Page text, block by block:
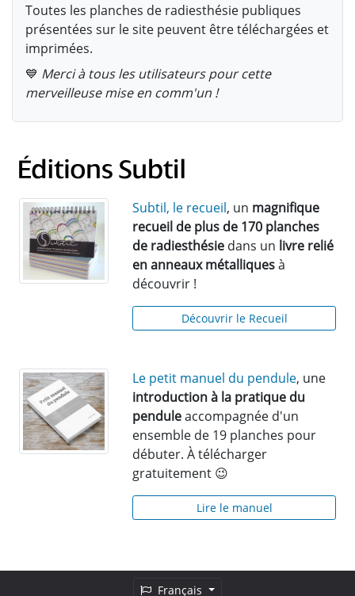
Toutes les planches de radiesthésie publiques
présentées sur le site peuvent être téléchargées et
imprimées.
💙 Merci à tous les utilisateurs pour cette
merveilleuse mise en comm'un !
Subtil, le recueil, un magnifique
recueil de plus de 170 planches
de radiesthésie dans un livre relié
en anneaux métalliquesà
découvrir !
Découvrir le Recueil
Le petit manuel du pendule, une
introduction à la pratique du
penduleaccompagnée d'un
ensemble de 19 planches pour
débuter. À télécharger
gratuitement 😉
Lire le manuel
Français